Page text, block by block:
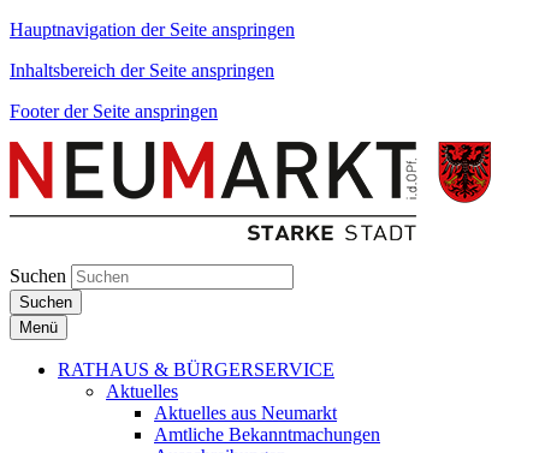
Hauptnavigation der Seite anspringen
Inhaltsbereich der Seite anspringen
Footer der Seite anspringen
Suchen
Suchen
Menü
RATHAUS & BÜRGERSERVICE
Aktuelles
Aktuelles aus Neumarkt
Amtliche Bekanntmachungen